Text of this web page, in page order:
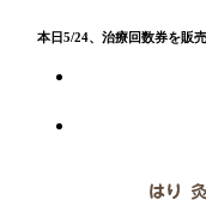
本日5/24、治療回数券を販